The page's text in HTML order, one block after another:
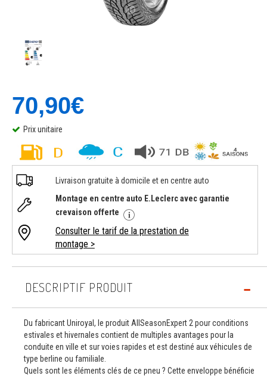
70,90€
Prix unitaire
Livraison gratuite à domicile et en centre auto
Montage en centre auto E.Leclerc avec garantie
crevaison offerte
Consulter le tarif de la prestation de
montage >
DESCRIPTIF PRODUIT
Du fabricant Uniroyal, le produit AllSeasonExpert 2 pour conditions
estivales et hivernales contient de multiples avantages pour la
conduite en ville et sur voies rapides et est destiné aux véhicules de
type berline ou familiale.
Quels sont les éléments clés de ce pneu ? Cette enveloppe bénéficie